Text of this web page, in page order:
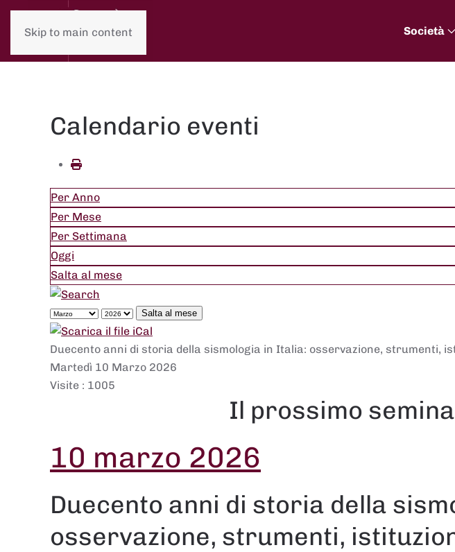
Skip to main content Società
Calendario eventi
Per Anno
Per Mese
Per Settimana
Oggi
Salta al mese
Salta al mese
Duecento anni di storia della sismologia in Italia: osservazione, strumenti,
Martedì 10 Marzo 2026
Visite : 1005
Il prossimo
10 marzo 2026
Duecento anni di storia della
osservazione, strumenti,